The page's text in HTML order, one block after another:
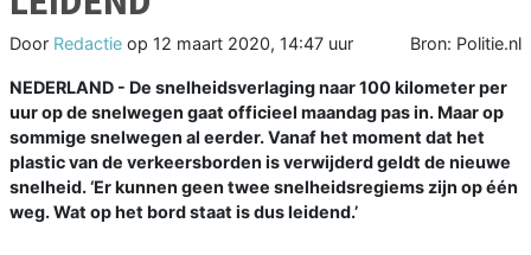
Door Redactie op 12 maart 2020, 14:47 uur Bron: Politie.nl
NEDERLAND - De snelheidsverlaging naar 100 kilometer per
uur op de snelwegen gaat officieel maandag pas in. Maar op
sommige snelwegen al eerder. Vanaf het moment dat het
plastic van de verkeersborden is verwijderd geldt de nieuwe
snelheid. ‘Er kunnen geen twee snelheidsregiems zijn op één
weg. Wat op het bord staat is dus leidend.’